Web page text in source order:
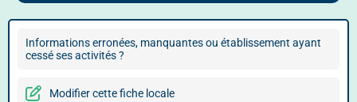
Informations erronées, manquantes ou établissement ayant
cessé ses activités ?
Modifier cette fiche locale